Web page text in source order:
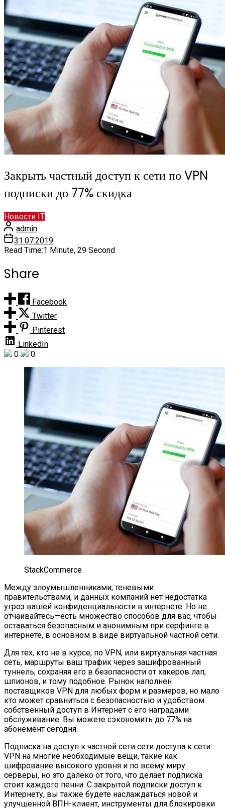
Закрыть частный доступ к сети по VPN
подписки до 77% скидка
Новости IT
admin
31.07.2019
Read Time:1 Minute, 29 Second
Share
Facebook
Twitter
Pinterest
LinkedIn
0
0
StackCommerce
Между злоумышленниками, теневыми
правительствами, и данных компаний нет недостатка
угроз вашей конфиденциальности в интернете. Но не
отчаивайтесь—есть множество способов для вас, чтобы
оставаться безопасным и анонимным при серфинге в
интернете, в основном в виде виртуальной частной сети.
Для тех, кто не в курсе, по VPN, или виртуальная частная
сеть, маршруты ваш трафик через зашифрованный
туннель, сохраняя его в безопасности от хакеров лап,
шпионов, и тому подобное. Рынок наполнен
поставщиков VPN для любых форм и размеров, но мало
кто может сравниться с безопасностью и удобством
собственный доступ в Интернет с его наградами
обслуживание. Вы можете сэкономить до 77% на
абонемент сегодня.
Подписка на доступ к частной сети сети доступа к сети
VPN на многие необходимые вещи, такие как
шифрование высокого уровня и по всему миру
серверы, но это далеко от того, что делает подписка
стоит каждого пенни. С закрытой подписки доступ к
Интернету, вы также будете наслаждаться новой и
улучшенной ВПН-клиент, инструменты для блокировки